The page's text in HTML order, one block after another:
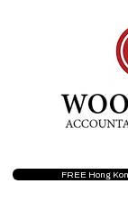
FREE Hong